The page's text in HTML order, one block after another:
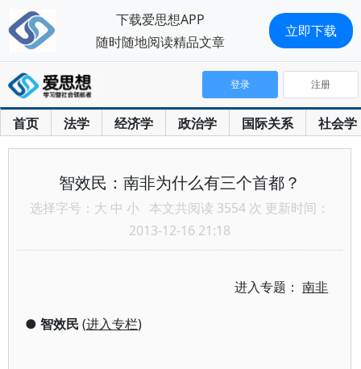
首页 法学 经济学 政治学 国际关系 社会学
登录 注册
智效民：南非为什么有三个首都？
选择字号： 大 中 小 本文共阅读 3554 次 更新时间：
2013-12-16 21:18
进入专题：南非
● 智效民(进入专栏)
下载爱思想APP
随时随地阅读精品文章
立即下载